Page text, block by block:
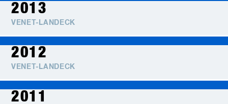
2013
VENET-LANDECK
2012
VENET-LANDECK
2011